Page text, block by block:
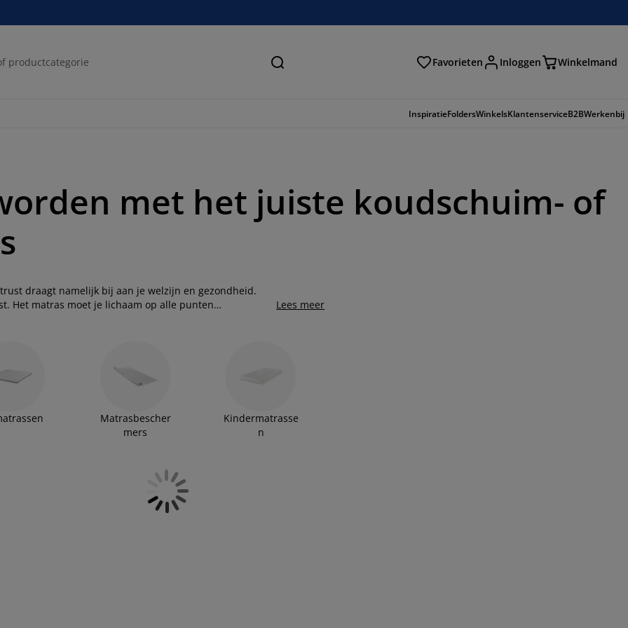
Zoeken Favorieten Inloggen Winkelmand
InspiratieFoldersWinkelsKlantenserviceB2BWerkenbij
met het juiste koudschuim- of
draagt namelijk bij aan je welzijn en gezondheid.
Het matras moet je lichaam op alle punten
Lees meer
Matrasbescher
mers
Kindermatrasse
n